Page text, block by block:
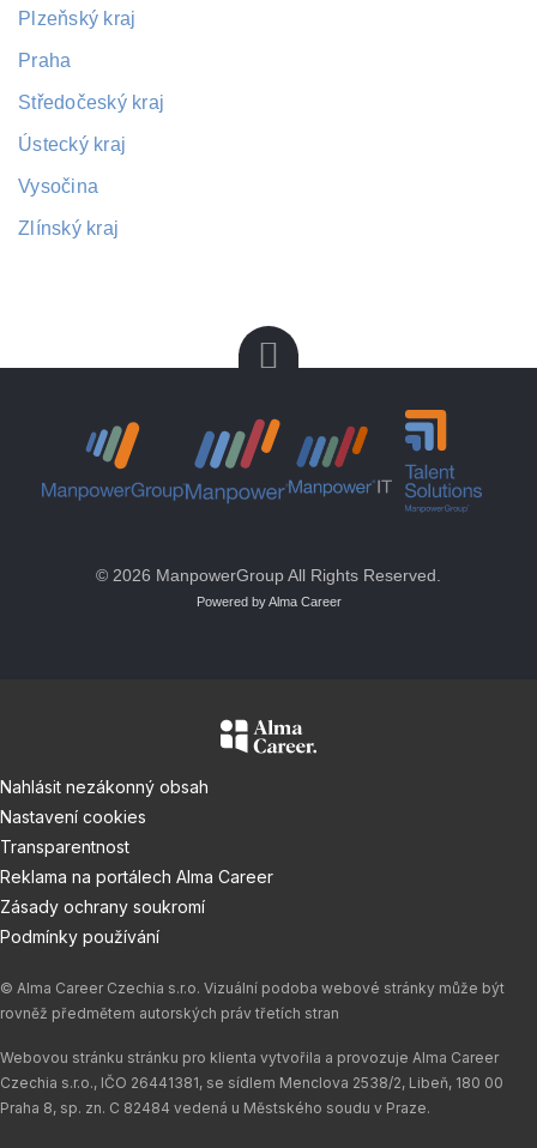
Plzeňský kraj
Praha
Středočeský kraj
Ústecký kraj
Vysočina
Zlínský kraj
© 2026 ManpowerGroup All Rights Reserved.
Powered by Alma Career
Nahlásit nezákonný obsah
Nastavení cookies
Transparentnost
Reklama na portálech Alma Career
Zásady ochrany soukromí
Podmínky používání
© Alma Career Czechia s.r.o. Vizuální podoba webové stránky může být
rovněž předmětem autorských práv třetích stran
Webovou stránku stránku pro klienta vytvořila a provozuje Alma Career
Czechia s.r.o., IČO 26441381, se sídlem Menclova 2538/2, Libeň, 180 00
Praha 8, sp. zn. C 82484 vedená u Městského soudu v Praze.